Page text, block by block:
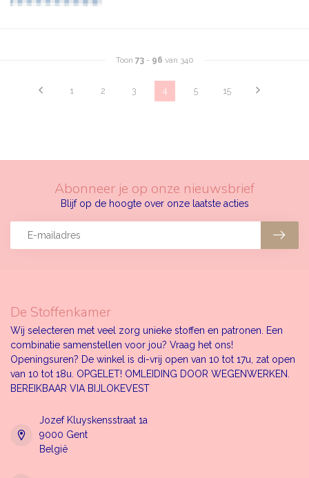
Toon 73- 96 van 340
1 2 3 4 5 15
Abonneer je op onze nieuwsbrief
Blijf op de hoogte over onze laatste acties
De Stoffenkamer
Wij selecteren met veel zorg unieke stoffen en patronen. Een
combinatie samenstellen voor jou? Vraag het ons!
Openingsuren? De winkel is di-vrij open van 10 tot 17u, zat open
van 10 tot 18u. OPGELET! OMLEIDING DOOR WEGENWERKEN.
BEREIKBAAR VIA BIJLOKEVEST
Jozef Kluyskensstraat 1a
9000 Gent
België